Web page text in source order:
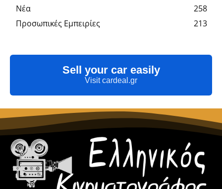
Νέα
258
Προσωπικές Εμπειρίες
213
Sell your car easily
Visit cardeal.gr